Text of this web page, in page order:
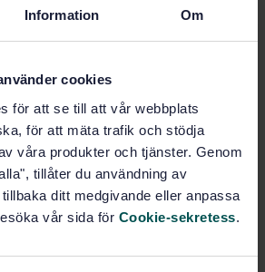
Information Om
cookies
för att se till att vår webbplats
för att mäta trafik och stödja
våra produkter och tjänster. Genom
tillåter du användning av
ditt medgivande eller anpassa
vår sida för Cookie-sekretess.
28590:2017
på standarden - Läs mer
Pris: 820 SEK
Lägg i varukorgen